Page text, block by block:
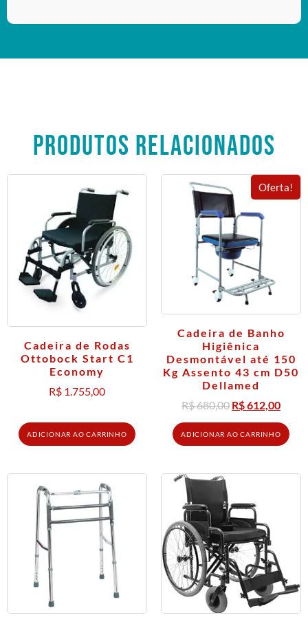
PRODUTOS RELACIONADOS
Cadeira de Rodas
Ottobock Start C1
Economy
R$ 1.755,00
ADICIONAR AO CARRINHO
Oferta!
Cadeira de Banho
Higiênica
Desmontável até 150
Kg Assento 43 cm D50
Dellamed
R$680,00 R$612,00
ADICIONAR AO CARRINHO